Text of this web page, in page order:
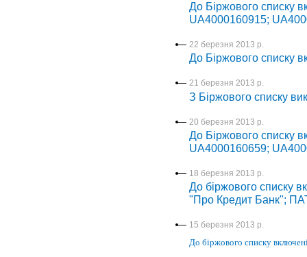
До Біржового списку
UA4000160915;
22 березня 2013 р.
До Біржового списку
21 березня 2013 р.
З Біржового списку
20 березня 2013 р.
До Біржового списку
UA4000160659;
18 березня 2013 р.
До біржового списку
"Про Кредит Банк";
15 березня 2013 р.
До біржового списку